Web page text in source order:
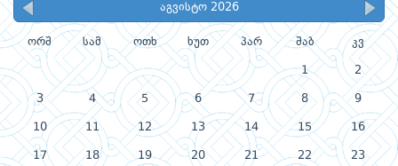
აგვისტო 2026
ორშ სამ ოთხ ხუთ პარ შაბ კვ
1 2
3 4 5 6 7 8 9
10 11 12 13 14 15 16
17 18 19 20 21 22 23